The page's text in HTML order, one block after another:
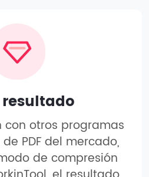
con otros programas
PDF del mercado,
de compresión